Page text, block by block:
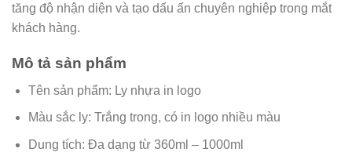
tăng độ nhận diện và tạo dấu ấn chuyên nghiệp trong mắt
khách hàng.
Mô tả sản phẩm
Tên sản phẩm: Ly nhựa in logo
Màu sắc ly: Trắng trong, có in logo nhiều màu
Dung tích: Đa dạng từ 360ml – 1000ml